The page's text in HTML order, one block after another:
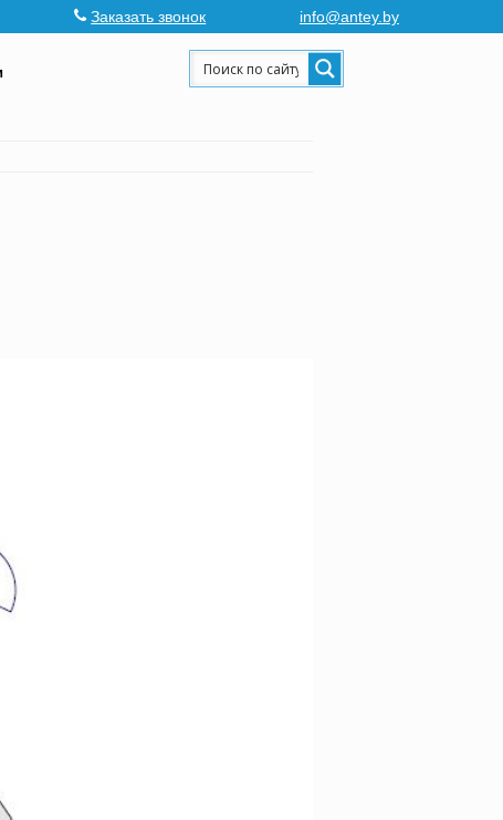
Заказать звонок info@antey.by